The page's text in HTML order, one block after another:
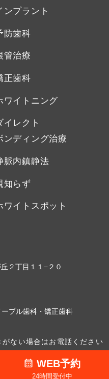
ない場合はお電話ください
WEB予約
24時間受付中
ンプラント
防歯科
管治療
正歯科
ワイトニング
イレクト
ンディング治療
脈内鎮静法
知らず
ワイトスポット
２丁目１１−２０
プル歯科・矯正歯科